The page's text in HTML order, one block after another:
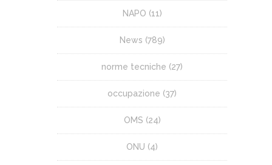
NAPO (11)
News (789)
norme tecniche (27)
occupazione (37)
OMS (24)
ONU (4)